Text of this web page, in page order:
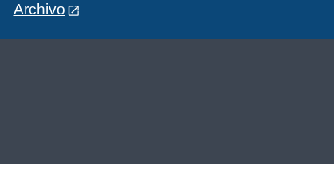
Archivo